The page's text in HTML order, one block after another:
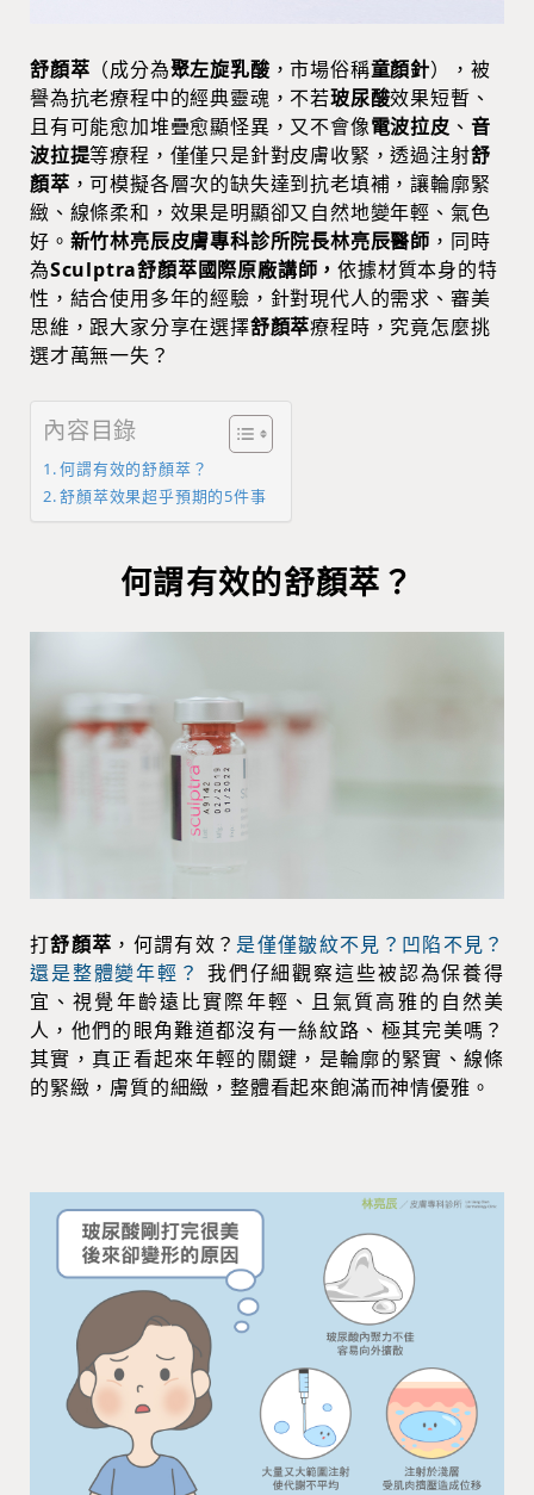
舒顏萃 （成分為聚左旋乳酸 ，市場俗稱童顏針），被
譽為抗老療程中的經典靈魂，不若玻尿酸效果短暫、
且有可能愈加堆疊愈顯怪異，又不會像電波拉皮 、 音
波拉提等療程，僅僅只是針對皮膚收緊，透過注射舒
顏萃 ，可模擬各層次的缺失達到抗老填補，讓輪廓緊
緻、線條柔和，效果是明顯卻又自然地變年輕、氣色
好。 新竹林亮辰皮膚專科診所院長林亮辰醫師 ，同時
為Sculptra舒顏萃國際原廠講師，依據材質本身的特
性，結合使用多年的經驗，針對現代人的需求、審美
思維，跟大家分享在選擇舒顏萃療程時，究竟怎麼挑
選才萬無一失？
內容目錄
何謂有效的舒顏萃？
舒顏萃效果超乎預期的5件事
何謂有效的舒顏萃？
打舒顏萃 ，何謂有效？ 是僅僅皺紋不見？凹陷不見？
還是整體變年輕？ 我們仔細觀察這些被認為保養得
宜、視覺年齡遠比實際年輕、且氣質高雅的自然美
人，他們的眼角難道都沒有一絲紋路、極其完美嗎？
其實，真正看起來年輕的關鍵，是輪廓的緊實、線條
的緊緻，膚質的細緻，整體看起來飽滿而神情優雅。